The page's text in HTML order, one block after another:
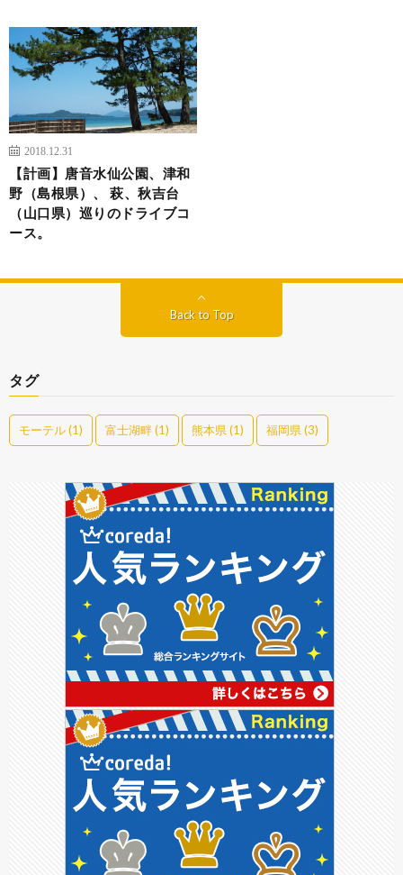
2018.12.31
【計画】唐音水仙公園、津和
野（島根県）、 萩、秋吉台
（山口県）巡りのドライブコ
ース。
Back to Top
タグ
モーテル(1) 富士湖畔(1) 熊本県(1) 福岡県(3)